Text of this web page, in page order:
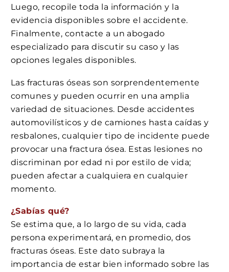
Luego, recopile toda la información y la
evidencia disponibles sobre el accidente.
Finalmente, contacte a un abogado
especializado para discutir su caso y las
opciones legales disponibles.
Las fracturas óseas son sorprendentemente
comunes y pueden ocurrir en una amplia
variedad de situaciones. Desde accidentes
automovilísticos y de camiones hasta caídas y
resbalones, cualquier tipo de incidente puede
provocar una fractura ósea. Estas lesiones no
discriminan por edad ni por estilo de vida;
pueden afectar a cualquiera en cualquier
momento.
¿Sabías qué?
Se estima que, a lo largo de su vida, cada
persona experimentará, en promedio, dos
fracturas óseas. Este dato subraya la
importancia de estar bien informado sobre las